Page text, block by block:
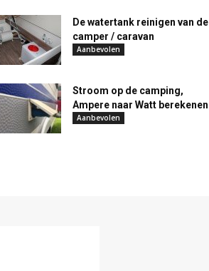
De watertank reinigen van de
camper / caravan
Aanbevolen
Stroom op de camping,
Ampere naar Watt berekenen
Aanbevolen